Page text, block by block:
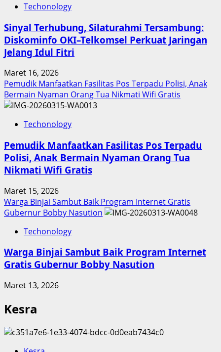
Techonology
Sinyal Terhubung, Silaturahmi Tersambung:
Diskominfo OKI–Telkomsel Perkuat Jaringan
Jelang Idul Fitri
Maret 16, 2026
Pemudik Manfaatkan Fasilitas Pos Terpadu Polisi, Anak
Bermain Nyaman Orang Tua Nikmati Wifi Gratis
Techonology
Pemudik Manfaatkan Fasilitas Pos Terpadu
Polisi, Anak Bermain Nyaman Orang Tua
Nikmati Wifi Gratis
Maret 15, 2026
Warga Binjai Sambut Baik Program Internet Gratis
Gubernur Bobby Nasution
Techonology
Warga Binjai Sambut Baik Program Internet
Gratis Gubernur Bobby Nasution
Maret 13, 2026
Kesra